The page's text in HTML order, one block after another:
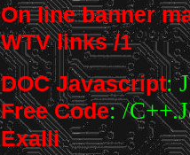
On line banner
WTV links /1
DOC Javascript:
Free Code: /
Exalli